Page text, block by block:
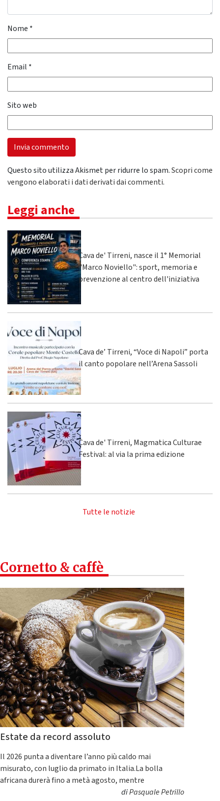
Nome *
Email *
Sito web
Questo sito utilizza Akismet per ridurre lo spam.Scopri come
vengono elaborati i dati derivati dai commenti.
Leggi anche
Cava de' Tirreni, nasce il 1° Memorial
"Marco Noviello": sport, memoria e
prevenzione al centro dell'iniziativa
Cava de’ Tirreni, “Voce di Napoli” porta
il canto popolare nell’Arena Sassoli
Cava de' Tirreni, Magmatica Culturae
Festival: al via la prima edizione
Tutte le notizie
Cornetto & caffè
Estate da record assoluto
Il 2026 punta a diventare l’anno più caldo mai
misurato, con luglio da primato in Italia.La bolla
africana durerà fino a metà agosto, mentre
diPasquale Petrillo